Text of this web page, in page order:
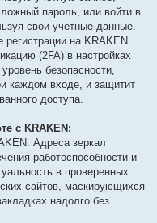
пароль, или войти в
свои учетные данные.
на KRAKEN
(2FA) в настройках
безопасности,
каждом входе, и защитит
доступа.
с KRAKEN:
Адреса зеркал
работоспособности и
в проверенных
сайтов, маскирующихся
надолго без